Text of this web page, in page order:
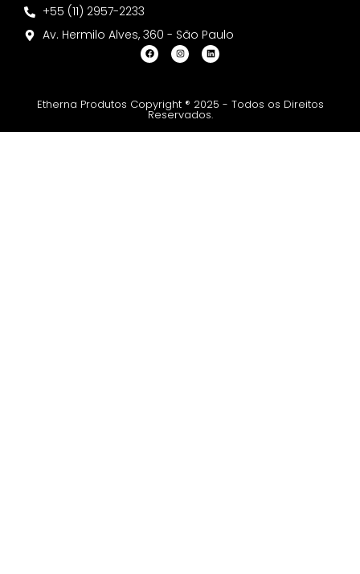
+55 (11) 2957-2233
Av. Hermilo Alves, 360 - São Paulo
Etherna Produtos Copyright ® 2025 - Todos os Direitos
Reservados.